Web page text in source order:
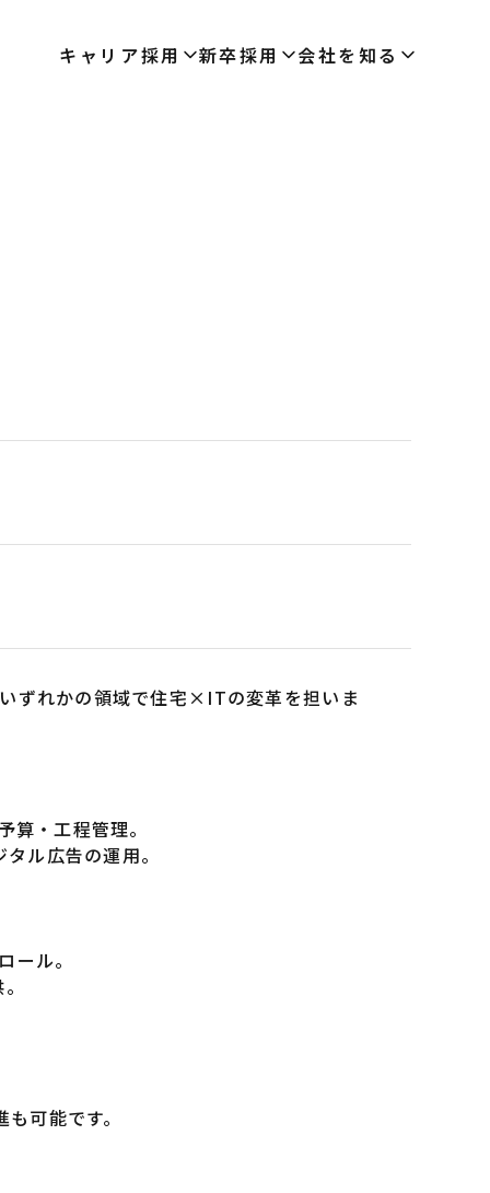
キャリア採用 新卒採用 会社を知る
ずれかの領域で住宅×ITの変革を担いま
・工程管理。
ル広告の運用。
ル。
可能です。